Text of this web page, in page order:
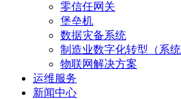
零信任网关
堡垒机
数据灾备系统
制造业数字化转型（系统
物联网解决方案
运维服务
新闻中心